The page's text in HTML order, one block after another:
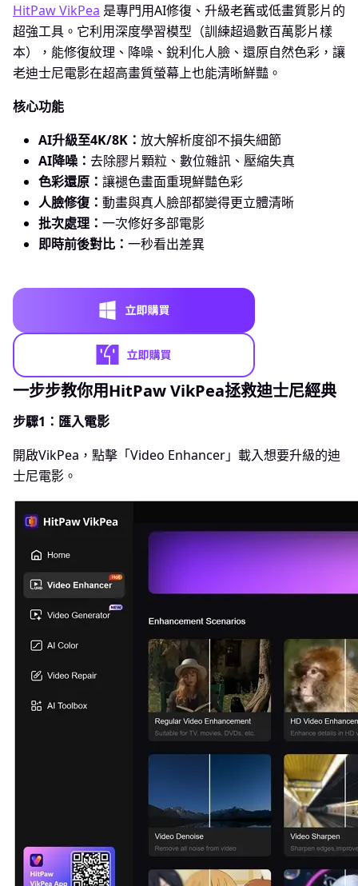
HitPaw VikPea 是專門用AI修復、升級老舊或低畫質影片的
超強工具。它利用深度學習模型（訓練超過數百萬影片樣
本），能修復紋理、降噪、銳利化人臉、還原自然色彩，讓
老迪士尼電影在超高畫質螢幕上也能清晰鮮豔。
核心功能
AI升級至4K/8K： 放大解析度卻不損失細節
AI降噪： 去除膠片顆粒、數位雜訊、壓縮失真
色彩還原： 讓褪色畫面重現鮮豔色彩
人臉修復： 動畫與真人臉部都變得更立體清晰
批次處理： 一次修好多部電影
即時前後對比： 一秒看出差異
一步步教你用HitPaw VikPea拯救迪士尼經典
步驟1：匯入電影
開啟VikPea，點擊「Video Enhancer」載入想要升級的迪
士尼電影。